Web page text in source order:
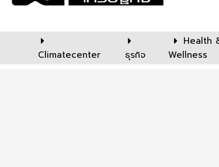
Climatecenter ธุรกิจ
Health
Wellness